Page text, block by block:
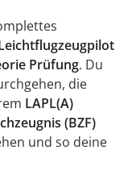
Prüfung. Du
die
LAPL(A)
(BZF)
und so deine